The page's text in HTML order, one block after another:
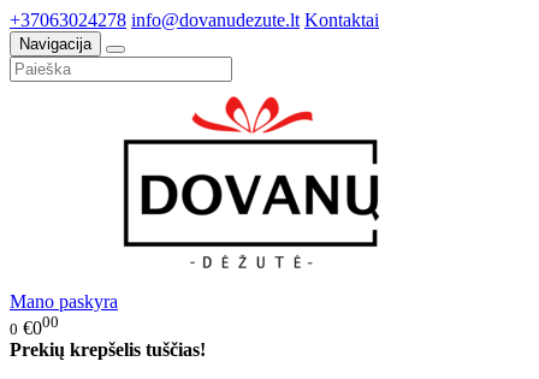
+37063024278 info@dovanudezute.lt Kontaktai
Navigacija
Mano paskyra
0 €000
Prekių krepšelis tuščias!